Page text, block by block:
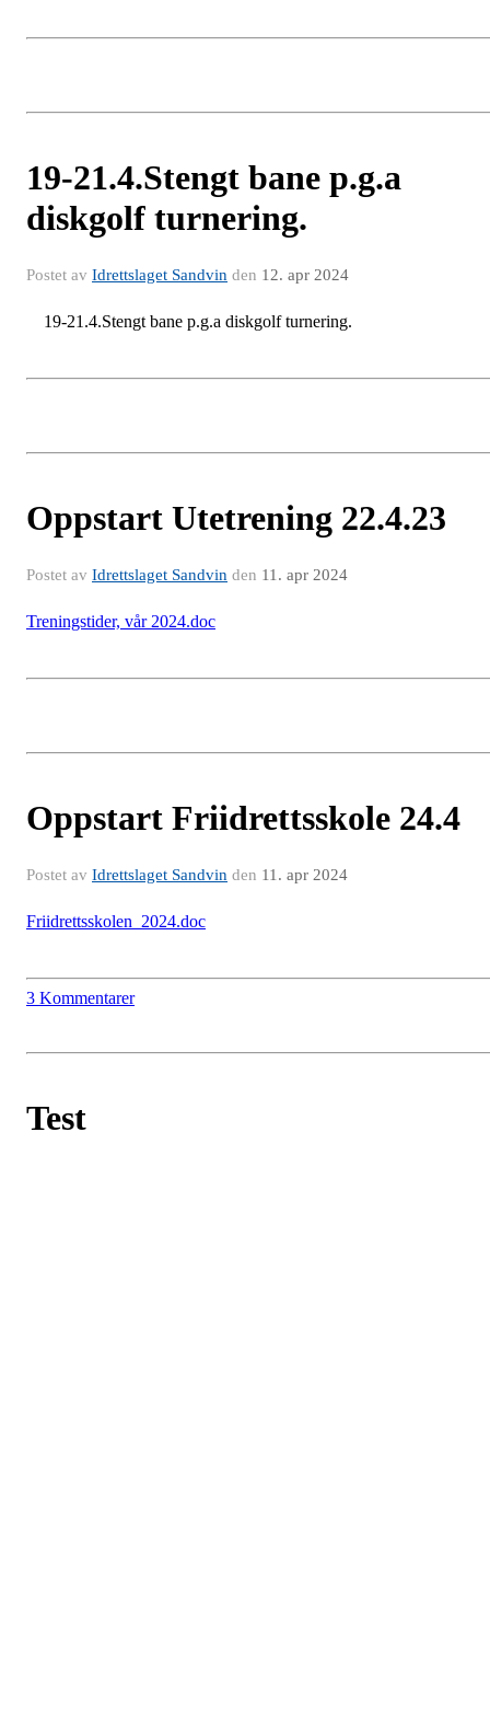
19-21.4.Stengt bane p.g.a
diskgolf turnering.
Postet av Idrettslaget Sandvin den 12. apr 2024
19-21.4.Stengt bane p.g.a diskgolf turnering.
Oppstart Utetrening 22.4.23
Postet av Idrettslaget Sandvin den 11. apr 2024
Treningstider, vår 2024.doc
Oppstart Friidrettsskole 24.4
Postet av Idrettslaget Sandvin den 11. apr 2024
Friidrettsskolen_2024.doc
3 Kommentarer
Test